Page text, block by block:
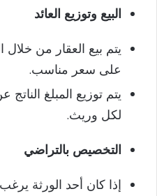
البيع وتوزيع العائد
يتم بيع العقار من خلال
على سعر مناسب.
يتم توزيع المبلغ
لكل وريث.
التخصيص بالتراضي
إذا كان أحد الورثة